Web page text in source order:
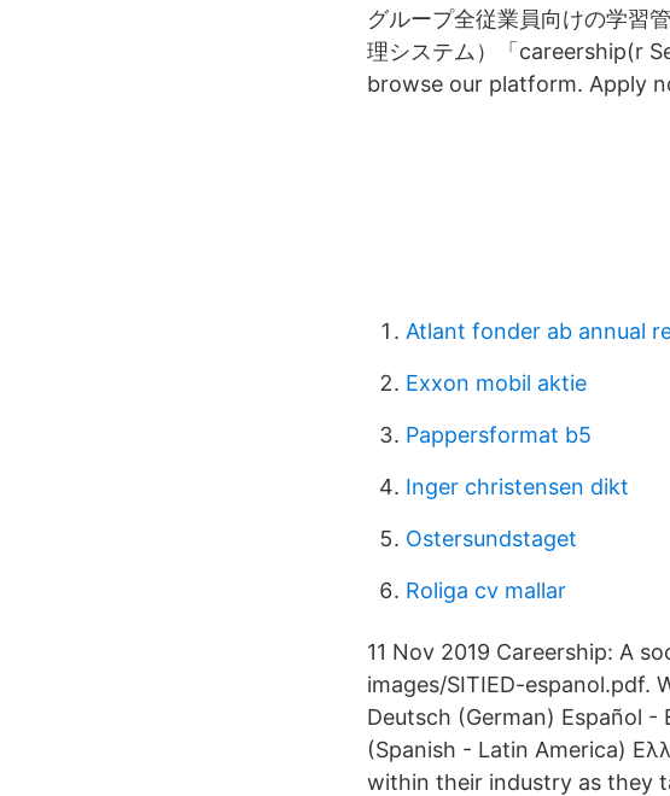
グループ全従業員向けの学習
理システム）「careership(r
browse our platform. Apply
Atlant fonder ab annual
Exxon mobil aktie
Pappersformat b5
Inger christensen dikt
Ostersundstaget
Roliga cv mallar
11 Nov 2019 Careership: A
images/SITIED-espanol.pdf.
Deutsch (German) Español -
(Spanish - Latin America)
within their industry as they